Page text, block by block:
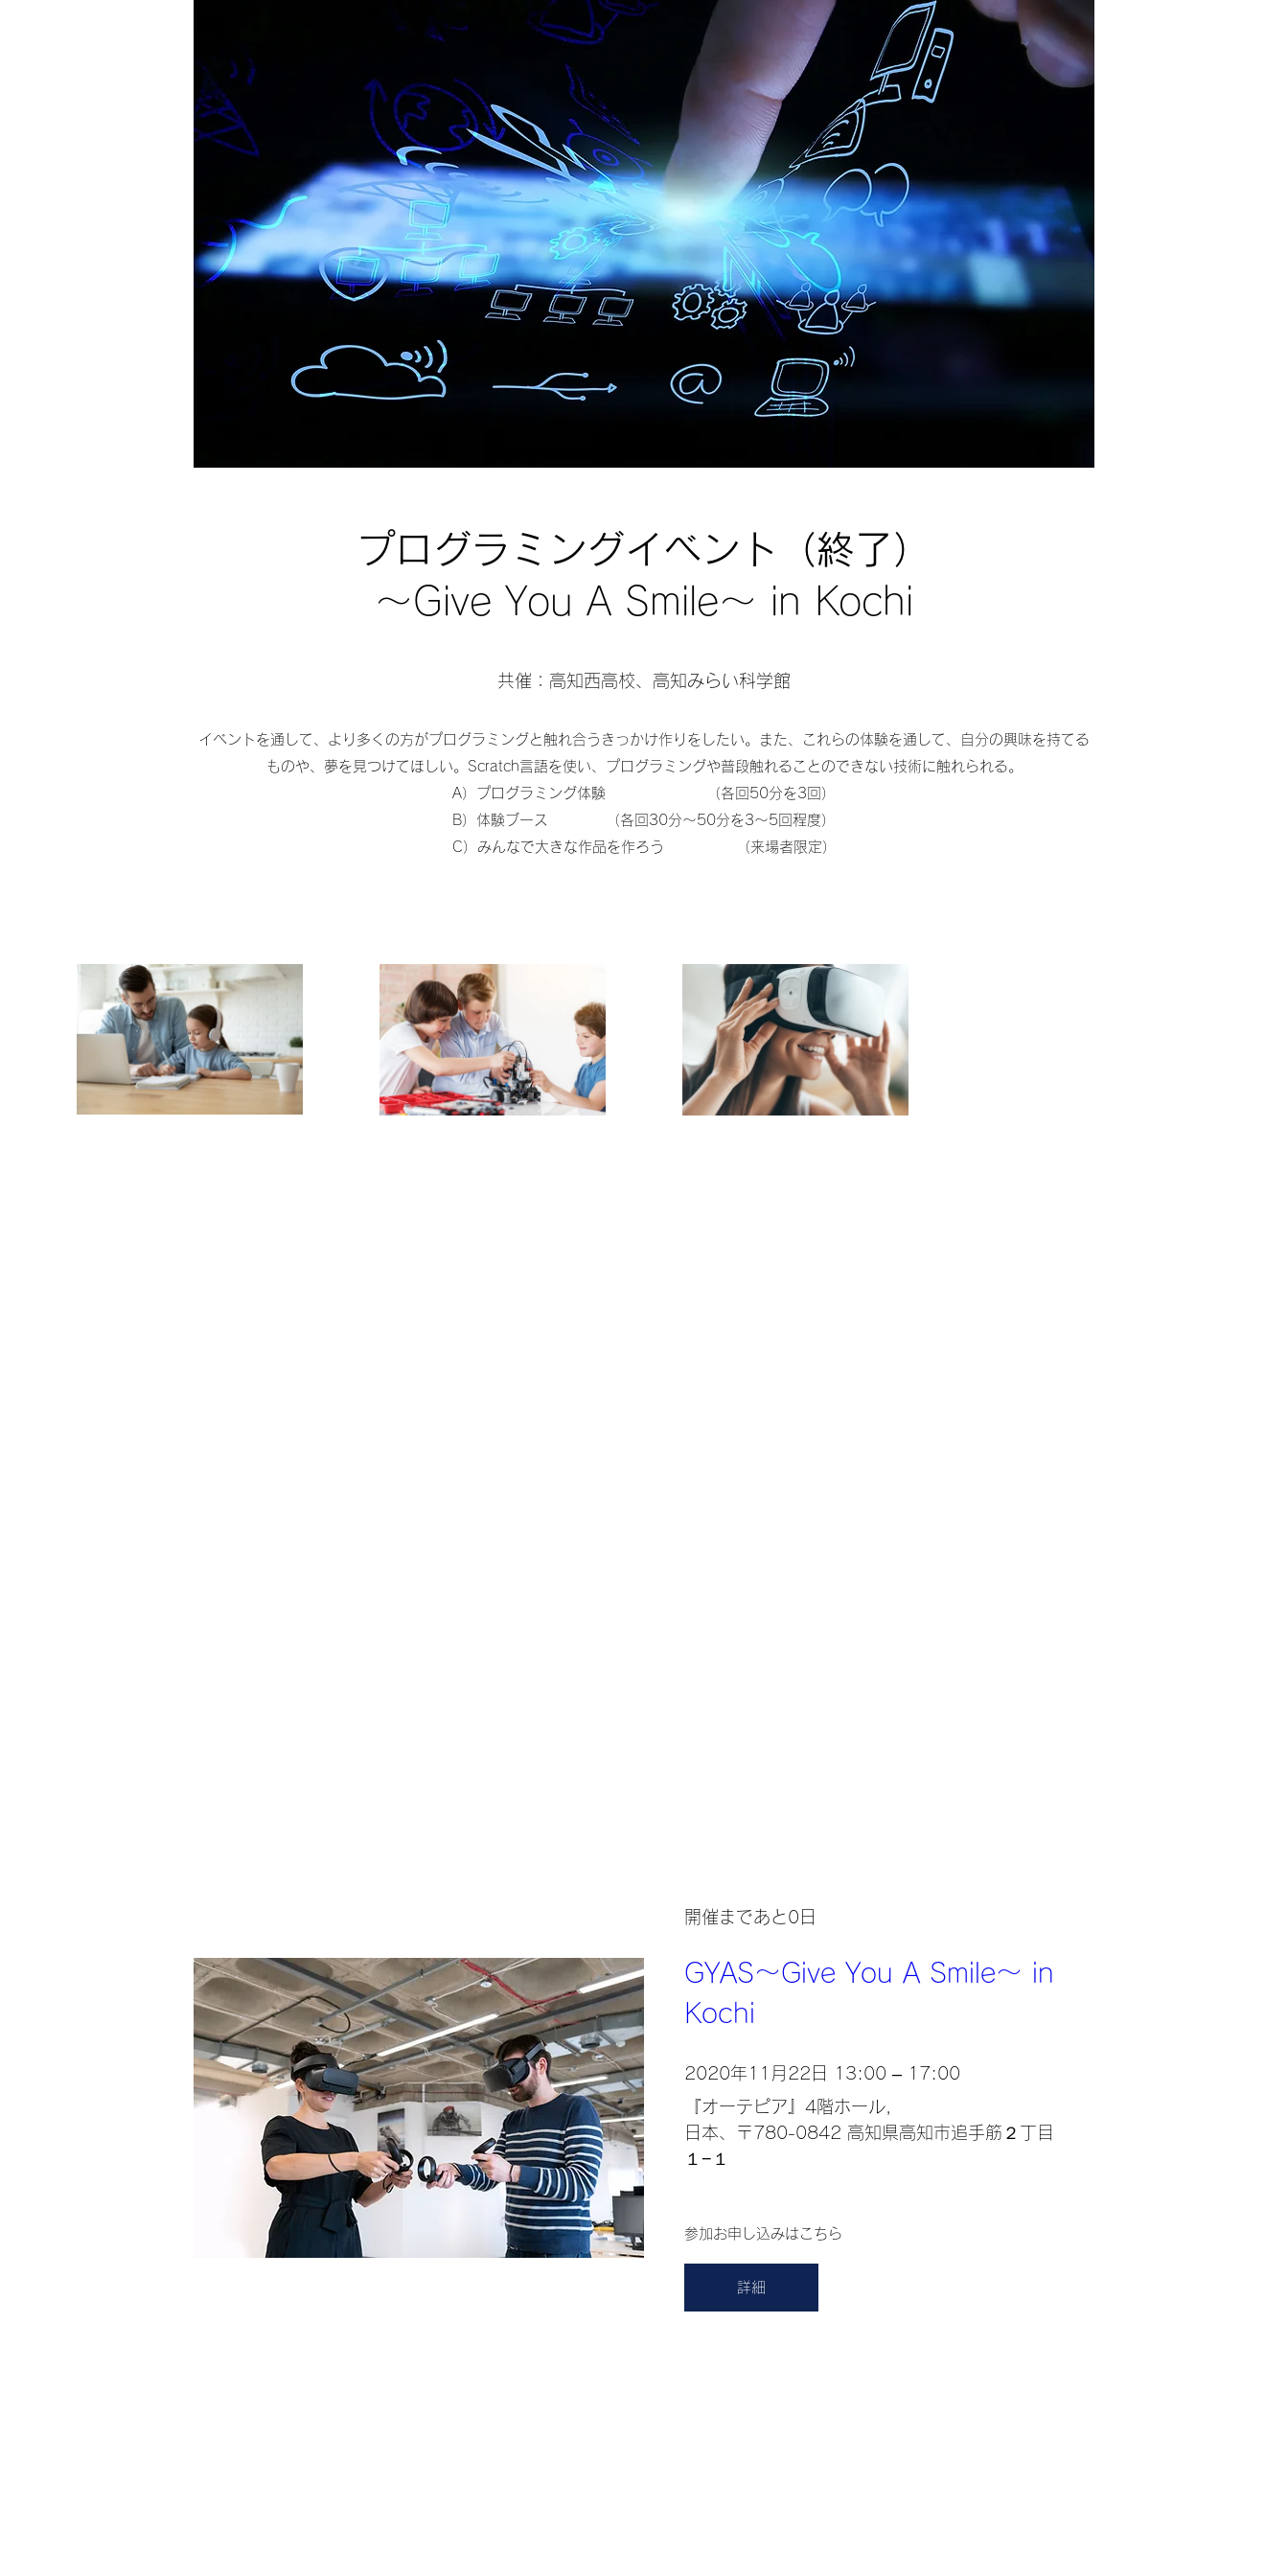
プログラミングイベント（終了）
〜Give You A Smile～ in Kochi
共催：高知西高校、高知みらい科学館
イベントを通して、より多くの方がプログラミングと触れ合うきっかけ作りをしたい。また、これらの体験を通して、自分の興味を持てる
ものや、夢を見つけてほしい。Scratch言語を使い、プログラミングや普段触れることのできない技術に触れられる。
A）プログラミング体験 （各回50分を3回）
B）体験ブース （各回30分〜50分を3〜5回程度）
C）みんなで大きな作品を作ろう （来場者限定）
開催まであと0日
GYAS～Give You A Smile～ in
Kochi
2020年11月22日 13:00 – 17:00
『オーテピア』4階ホール
日本、〒780-0842 高知県高知市追手筋２丁目
１−１
参加お申し込みはこちら
詳細